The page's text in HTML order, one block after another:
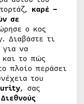
καρέ –
σε
ο κος
Διαβάστε τι
να
το πώς
πλοίο περάσει
του
, σας